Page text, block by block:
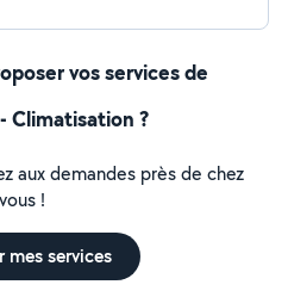
vos services de
Climatisation ?
aux demandes près de chez
vous !
mes services